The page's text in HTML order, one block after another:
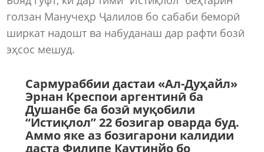
голзан Манучеҳр Ҷалилов бо сабаби беморӣ
ширкат надошт ва набуданаш дар рафти бозӣ
эҳсос мешуд.
Сармураббии дастаи «Ал-Дуҳайл»
Эрнан Креспои аргентинӣ ба
Душанбе ба бозӣ муқобили
“Истиқлол” 22 бозигар оварда буд.
Аммо яке аз бозигарони калидии
даста Филипе Каутинйо бо